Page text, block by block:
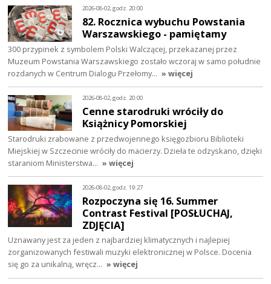
2026-08-02, godz. 20:00
82. Rocznica wybuchu Powstania
Warszawskiego - pamiętamy
300 przypinek z symbolem Polski Walczącej, przekazanej przez
Muzeum Powstania Warszawskiego zostało wczoraj w samo południe
rozdanych w Centrum Dialogu Przełomy… » więcej
2026-08-02, godz. 20:00
Cenne starodruki wróciły do
Książnicy Pomorskiej
Starodruki zrabowane z przedwojennego księgozbioru Biblioteki
Miejskiej w Szczecinie wróciły do macierzy. Dzieła te odzyskano, dzięki
staraniom Ministerstwa… » więcej
2026-08-02, godz. 19:27
Rozpoczyna się 16. Summer
Contrast Festival [POSŁUCHAJ,
ZDJĘCIA]
Uznawany jest za jeden z najbardziej klimatycznych i najlepiej
zorganizowanych festiwali muzyki elektronicznej w Polsce. Docenia
się go za unikalną, wręcz… » więcej